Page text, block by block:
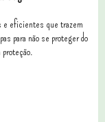
e eficientes que trazem
para não se proteger do